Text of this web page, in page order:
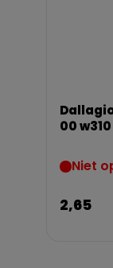
00 w310
Niet
2,65